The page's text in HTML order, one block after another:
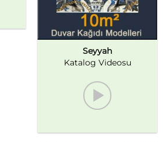
Seyyah
Katalog Videosu